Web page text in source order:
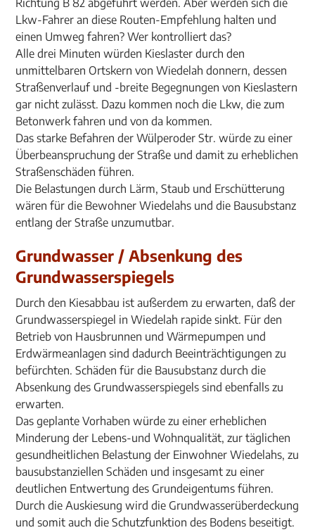
Richtung B 82 abgeführt werden. Aber werden sich die
Lkw-Fahrer an diese Routen-Empfehlung halten und
einen Umweg fahren? Wer kontrolliert das?
Alle drei Minuten würden Kieslaster durch den
unmittelbaren Ortskern von Wiedelah donnern, dessen
Straßenverlauf und -breite Begegnungen von Kieslastern
gar nicht zulässt. Dazu kommen noch die Lkw, die zum
Betonwerk fahren und von da kommen.
Das starke Befahren der Wülperoder Str. würde zu einer
Überbeanspruchung der Straße und damit zu erheblichen
Straßenschäden führen.
Die Belastungen durch Lärm, Staub und Erschütterung
wären für die Bewohner Wiedelahs und die Bausubstanz
entlang der Straße unzumutbar.
Grundwasser / Absenkung des
Grundwasserspiegels
Durch den Kiesabbau ist außerdem zu erwarten, daß der
Grundwasserspiegel in Wiedelah rapide sinkt. Für den
Betrieb von Hausbrunnen und Wärmepumpen und
Erdwärmeanlagen sind dadurch Beeinträchtigungen zu
befürchten. Schäden für die Bausubstanz durch die
Absenkung des Grundwasserspiegels sind ebenfalls zu
erwarten.
Das geplante Vorhaben würde zu einer erheblichen
Minderung der Lebens-und Wohnqualität, zur täglichen
gesundheitlichen Belastung der Einwohner Wiedelahs, zu
bausubstanziellen Schäden und insgesamt zu einer
deutlichen Entwertung des Grundeigentums führen.
Durch die Auskiesung wird die Grundwasserüberdeckung
und somit auch die Schutzfunktion des Bodens beseitigt.